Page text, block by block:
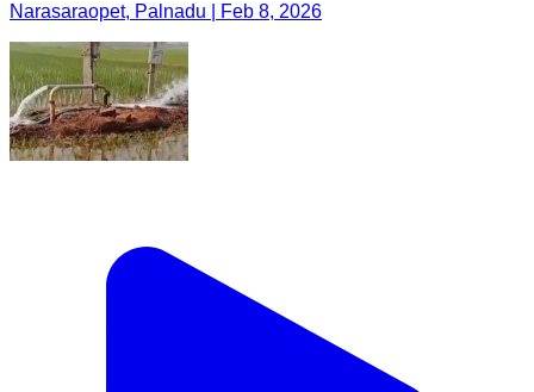
Narasaraopet, Palnadu | Feb 8, 2026